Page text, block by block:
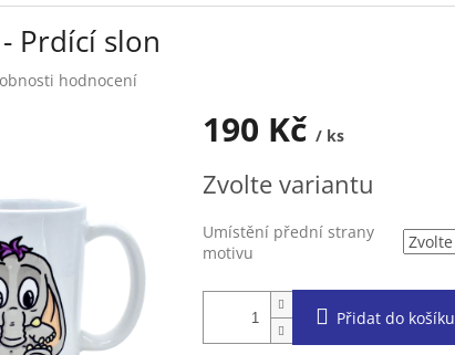
Prdící slon
hodnocení
190 Kč / ks
cena:
Zvolte variantu
Umístění přední strany
motivu
Přidat do košíku